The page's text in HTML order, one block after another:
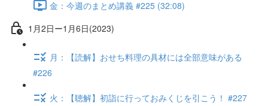
金：今週のまとめ講義 #225 (32:08)
1月2日ー1月6日(2023)
月：【読解】おせち料理の具材には全部意味がある
#226
火：【聴解】初詣に行っておみくじを引こう！ #227